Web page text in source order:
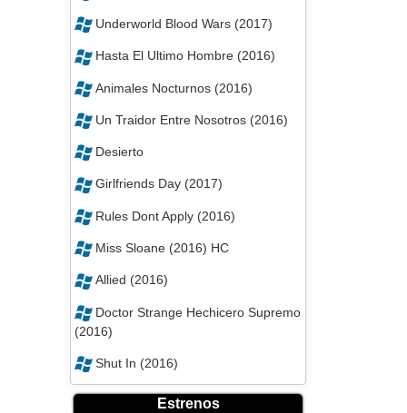
Underworld Blood Wars (2017)
Hasta El Ultimo Hombre (2016)
Animales Nocturnos (2016)
Un Traidor Entre Nosotros (2016)
Desierto
Girlfriends Day (2017)
Rules Dont Apply (2016)
Miss Sloane (2016) HC
Allied (2016)
Doctor Strange Hechicero Supremo
(2016)
Shut In (2016)
Estrenos